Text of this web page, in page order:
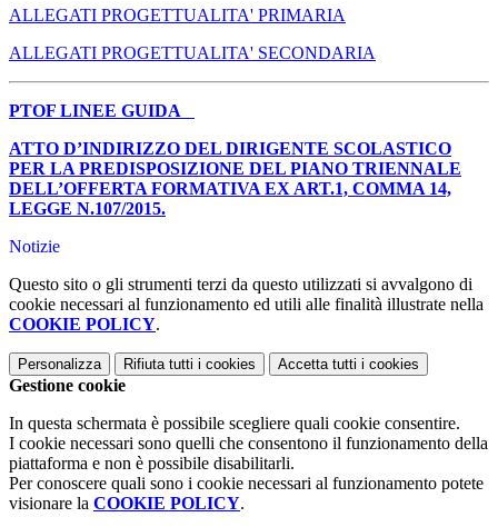
ALLEGATI PROGETTUALITA' PRIMARIA
ALLEGATI PROGETTUALITA' SECONDARIA
PTOF LINEE GUIDA
ATTO D’INDIRIZZO DEL DIRIGENTE SCOLASTICO
PER LA PREDISPOSIZIONE DEL PIANO TRIENNALE
DELL’OFFERTA FORMATIVA EX ART.1, COMMA 14,
LEGGE N.107/2015.
Notizie
Questo sito o gli strumenti terzi da questo utilizzati si avvalgono di
cookie necessari al funzionamento ed utili alle finalità illustrate nella
COOKIE POLICY.
Personalizza Rifiuta tutti i cookies Accetta tutti i cookies
Gestione cookie
In questa schermata è possibile scegliere quali cookie consentire.
I cookie necessari sono quelli che consentono il funzionamento della
piattaforma e non è possibile disabilitarli.
Per conoscere quali sono i cookie necessari al funzionamento potete
visionare la COOKIE POLICY.